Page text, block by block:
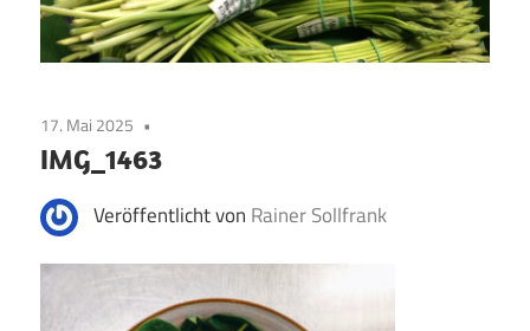
17. Mai 2025
IMG_1463
Veröffentlicht von Rainer Sollfrank